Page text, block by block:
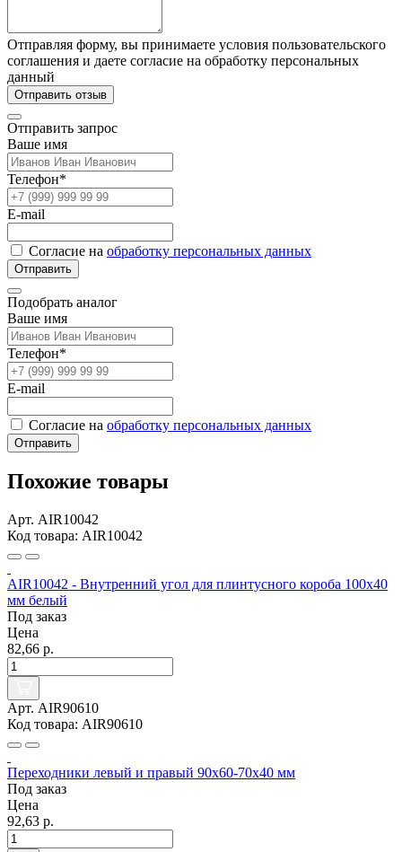
Отправляя форму, вы принимаете условия пользовательского
соглашения и даете согласие на обработку персональных
данный
Отправить отзыв
Отправить запрос
Ваше имя
Телефон*
E-mail
Согласие на обработку персональных данных
Отправить
Подобрать аналог
Ваше имя
Телефон*
E-mail
Согласие на обработку персональных данных
Отправить
Похожие товары
Арт. AIR10042
Код товара: AIR10042
AIR10042 - Внутренний угол для плинтусного короба 100х40
мм белый
Под заказ
Цена
82,66 р.
Арт. AIR90610
Код товара: AIR90610
Переходники левый и правый 90х60-70х40 мм
Под заказ
Цена
92,63 р.